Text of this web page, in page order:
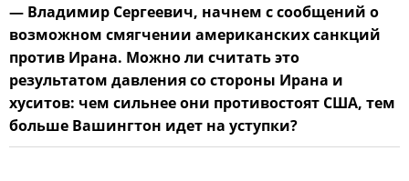
— Владимир Сергеевич, начнем с сообщений о
возможном смягчении американских санкций
против Ирана. Можно ли считать это
результатом давления со стороны Ирана и
хуситов: чем сильнее они противостоят США, тем
больше Вашингтон идет на уступки?